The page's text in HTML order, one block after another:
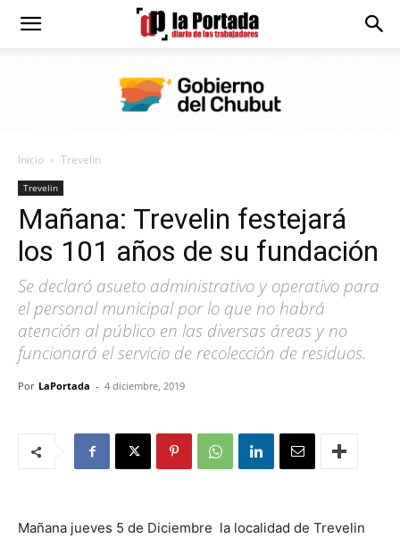
Diario
Portada
Inicio Trevelin
Trevelin
Mañana: Trevelin festejará
los 101 años de su fundación
Se declaró asueto administrativo y operativo para
el personal municipal por lo que no habrá
atención al público en las diversas áreas y no
funcionará el servicio de recolección de residuos.
Por LaPortada - 4 diciembre, 2019
Mañana jueves 5 de Diciembre la localidad de Trevelin